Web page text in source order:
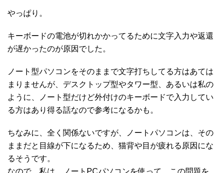
やっぱり。
キーボードの電池が切れかかってるために文字入力や返還
が遅かったのが原因でした。
ノート型パソコンをそのままで文字打ちしてる方はあては
まりませんが、デスクトップ型やタワー型、あるいは私の
ように、ノート型だけど外付けのキーボードで入力してい
る方はあり得る話なので参考になるかも。
ちなみに、全く関係ないですが、ノートパソコンは、その
ままだと目線が下になるため、猫背や目が疲れる原因にな
るそうです。
なので、私は、ノートPCパソコンを使って、この問題を